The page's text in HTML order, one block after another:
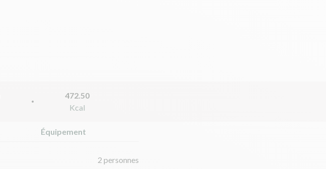
472.50
Kcal
Équipement
2 personnes